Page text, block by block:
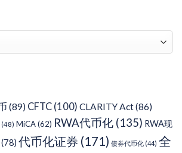
(89) CFTC (100) CLARITY Act(86)
(48) MiCA(62) RWA代币化 (135) RWA现
(78) 代币化证券 (171) 债券代币化 (44) 全